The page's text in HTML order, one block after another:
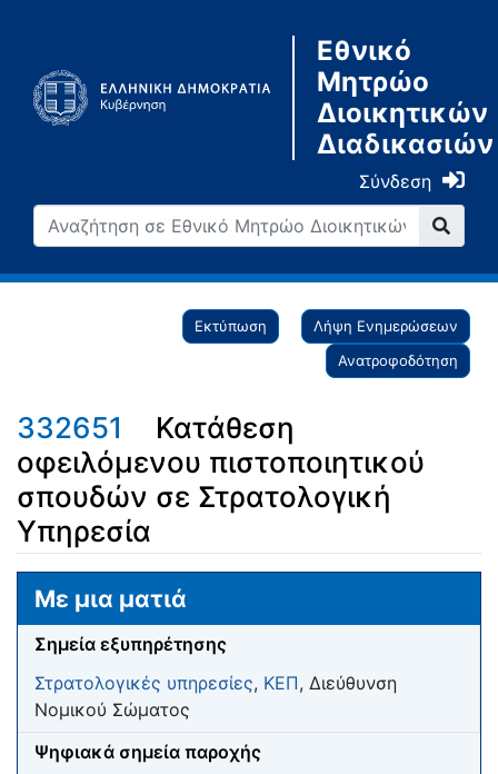
Εθνικό
Μητρώο
Διοικητικών
Διαδικασιών
Σύνδεση
Εκτύπωση
Λήψη Ενημερώσεων
Ανατροφοδότηση
332651
Κατάθεση
οφειλόμενου πιστοποιητικού
σπουδών σε Στρατολογική
Υπηρεσία
Μετάβαση σε: πλοήγηση
Με μια ματιά
Σημεία εξυπηρέτησης
Στρατολογικές υπηρεσίες, ΚΕΠ, Διεύθυνση
Νομικού Σώματος
Ψηφιακά σημεία παροχής